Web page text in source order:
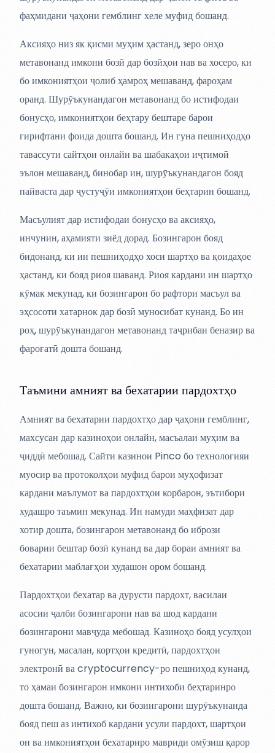
фаҳмидани ҷаҳони гемблинг хеле муфид бошанд.
Аксияҳо низ як қисми муҳим ҳастанд, зеро онҳо
метавонанд имкони бозӣ дар бозӣҳои нав ва хосеро, ки
бо имкониятҳои ҷолиб ҳамроҳ мешаванд, фароҳам
оранд. Шурӯъкунандагон метавонанд бо истифодаи
бонусҳо, имкониятҳои беҳтару бештаре барои
гирифтани фоида дошта бошанд. Ин гуна пешниҳодҳо
тавассути сайтҳои онлайн ва шабакаҳои иҷтимоӣ
эълон мешаванд, бинобар ин, шурӯъкунандагон бояд
пайваста дар ҷустуҷӯи имкониятҳои беҳтарин бошанд.
Масъулият дар истифодаи бонусҳо ва аксияҳо,
инчунин, аҳамияти зиёд дорад. Бозингарон бояд
бидонанд, ки ин пешниҳодҳо хоси шартҳо ва қоидаҳое
ҳастанд, ки бояд риоя шаванд. Риоя кардани ин шартҳо
кӯмак мекунад, ки бозингарон бо рафтори масъул ва
эҳсосоти хатарнок дар бозӣ муносибат кунанд. Бо ин
роҳ, шурӯъкунандагон метавонанд таҷрибаи беназир ва
фароғатӣ дошта бошанд.
Таъмини амният ва бехатарии пардохтҳо
Амният ва бехатарии пардохтҳо дар ҷаҳони гемблинг,
махсусан дар казиноҳои онлайн, масъалаи муҳим ва
ҷиддӣ мебошад. Сайти казинои Pinco бо технологияи
муосир ва протоколҳои муфид барои муҳофизат
кардани маълумот ва пардохтҳои корбарон, эътибори
худашро таъмин мекунад. Ин намуди маҳфизат дар
хотир дошта, бозингарон метавонанд бо ибрози
боварии бештар бозӣ кунанд ва дар бораи амният ва
бехатарии маблағҳои худашон ором бошанд.
Пардохтҳои бехатар ва дурусти пардохт, василаи
асосии ҷалби бозингарони нав ва шод кардани
бозингарони мавҷуда мебошад. Казиноҳо бояд усулҳои
гуногун, масалан, кортҳои кредитӣ, пардохтҳои
электронӣ ва cryptocurrency-ро пешниҳод кунанд,
то ҳамаи бозингарон имкони интихоби беҳтаринро
дошта бошанд. Важно, ки бозингарони шурӯъкунанда
бояд пеш аз интихоб кардани усули пардохт, шартҳои
он ва имкониятҳои бехатариро мавриди омӯзиш қарор